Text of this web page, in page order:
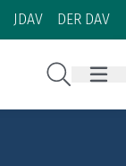
JDAV DER DAV